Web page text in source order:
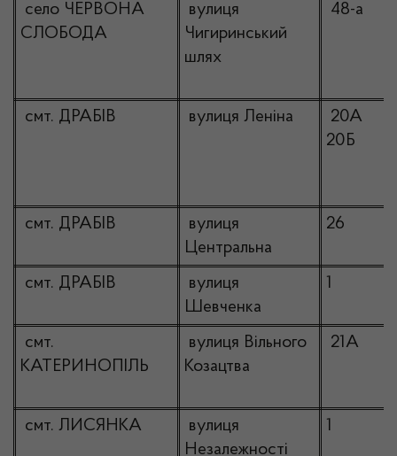
село ЧЕРВОНА
СЛОБОДА
вулиця
Чигиринський
шлях
48-а
смт. ДРАБІВ вулиця Леніна
20А
20Б
смт. ДРАБІВ
вулиця
Центральна
26
смт. ДРАБІВ
вулиця
Шевченка
1
смт.
КАТЕРИНОПІЛЬ
вулиця Вільного
Козацтва
21А
смт. ЛИСЯНКА
вулиця
Незалежності
1